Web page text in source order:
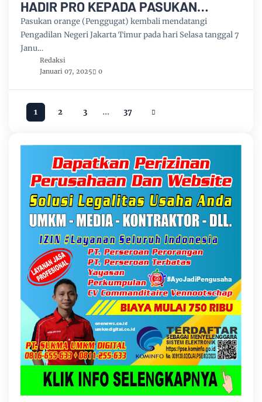
HADIR PRO KEPADA PASUKAN
ORANGE YANG DI DZOLIMI MENURUT
MANAMBAK SILALAHI SH
Pasukan orange (Penggugat) kembali mendatangi
Pengadilan Negeri Jakarta Timur pada hari Selasa tanggal 7
Janu…
Redaksi
Januari 07, 2025
0
1 2 3 ... 37